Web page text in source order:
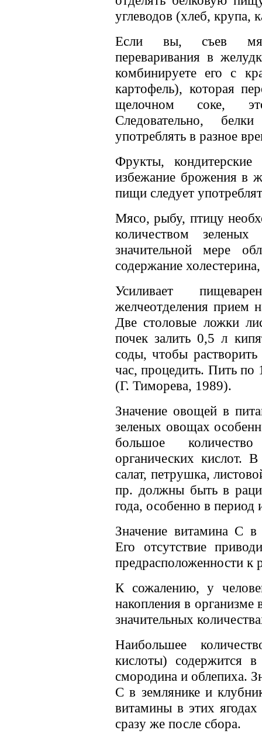
углеводов (хлеб, крупа,
Если вы, съев
переваривания в
комбинируете его с
картофель), которая
щелочном соке,
Следовательно,
употреблять в разное
Фрукты,
избежание брожения в
пищи следует
Мясо, рыбу, птицу
количеством
значительной мере
содержание
Усиливает
желчеотделения прием
Две столовые ложки
почек залить 0,5 л
соды, чтобы
час, процедить. Пить по
(Г. Тиморева, 1989).
Значение овощей в
зеленых овощах
большое
органических кислот.
салат, петрушка,
пр. должны быть в
года, особенно в период
Значение витамина С в
Его отсутствие
предрасположенности к
К сожалению, у
накопления в
значительных
Наибольшее
кислоты) содержится
смородина и облепиха.
С в землянике и
витамины в этих
сразу же после сбора.